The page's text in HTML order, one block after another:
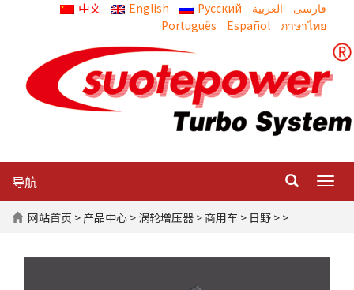
中文 English Русский العربية
Português
Español ภาษาไทย
导航
网站首页 > 产品中心 > 涡轮增压器 >商用车 > 日野 > >